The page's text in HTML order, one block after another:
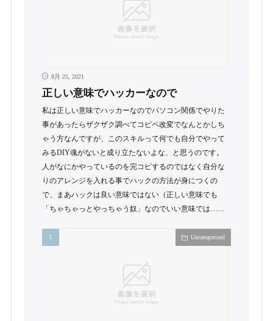
8月 25, 2021
正しい意味でハッカーなので
私は正しい意味でハッカーなのでパソコン関係でやりた
事があったらザクザク調べてコピペ改変でなんとかしち
ゃう方なんですが、このスキルって何でも自分でやって
みるDIY魂がないと成り立たないよな、と思うのです。
人がなにかやっているのを完コピするのではなく自分な
りのアレンジを入れる事でハックの方法が身につくの
で、まあハックは良い意味ではない（正しい意味でも
「ちゃちゃっとやっちゃう奴」なのでいい意味では……
Uncategorized